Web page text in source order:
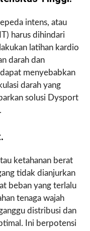
intens, atau
harus dihindari
latihan kardio
darah dan
menyebabkan
darah yang
solusi Dysport
ketahanan berat
tidak dianjurkan
beban yang terlalu
tenaga wajah
distribusi dan
Ini berpotensi